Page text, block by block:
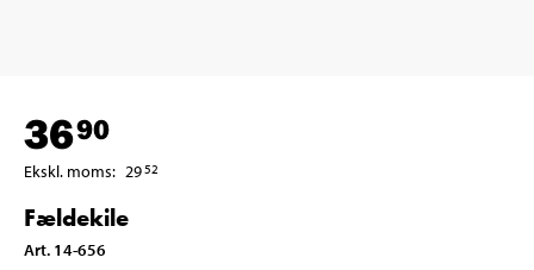
3690
Ekskl. moms: 2952
Fældekile
Art. 14-656